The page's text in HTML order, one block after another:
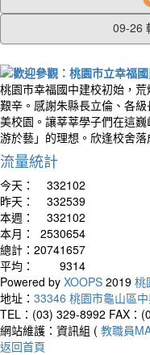
09-26
桃園市幸福國中建校初始，
艱辛。感謝朱縣長立倫、各
美校園。讓莘莘學子們在這
游於藝」的理想。欣逢校舍落
流量統計
今天：
332102
昨天：
332539
本週：
332102
本月：
2530654
總計： 20741657
平均：
9314
Powered by XOOPS 2019 桃
地址： 33346 桃園市龜山區
TEL：(03) 329-8992 FAX：
網站維護：資訊組 ( 教職員
返回首頁